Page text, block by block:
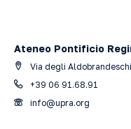
Ateneo Pontificio
Via degli
+39 06 91.68.91
info@upra.org